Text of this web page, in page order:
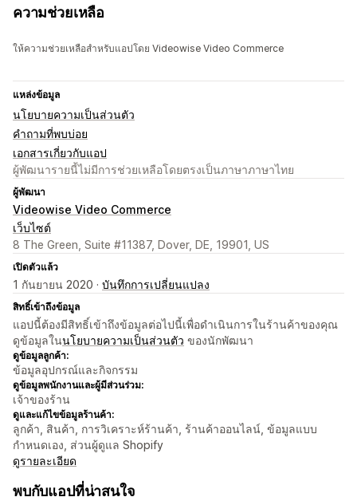
ความช่วยเหลือ
ให้ความช่วยเหลือสำหรับแอปโดย Videowise Video Commerce
แหล่งข้อมูล
นโยบายความเป็นส่วนตัว
คำถามที่พบบ่อย
เอกสารเกี่ยวกับแอป
ผู้พัฒนารายนี้ไม่มีการช่วยเหลือโดยตรงเป็นภาษาภาษาไทย
ผู้พัฒนา
Videowise Video Commerce
เว็บไซต์
8 The Green, Suite #11387, Dover, DE, 19901, US
เปิดตัวแล้ว
1 กันยายน 2020 · บันทึกการเปลี่ยนแปลง
สิทธิ์เข้าถึงข้อมูล
แอปนี้ต้องมีสิทธิ์เข้าถึงข้อมูลต่อไปนี้เพื่อดำเนินการในร้านค้าของคุณ
ดูข้อมูลในนโยบายความเป็นส่วนตัว ของนักพัฒนา
ดูข้อมูลลูกค้า:
ข้อมูลอุปกรณ์และกิจกรรม
ดูข้อมูลพนักงานและผู้มีส่วนร่วม:
เจ้าของร้าน
ดูและแก้ไขข้อมูลร้านค้า:
ลูกค้า, สินค้า, การวิเคราะห์ร้านค้า, ร้านค้าออนไลน์, ข้อมูลแบบ
กำหนดเอง, ส่วนผู้ดูแล Shopify
ดูรายละเอียด
พบกับแอปที่น่าสนใจ